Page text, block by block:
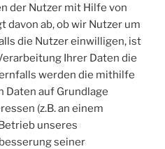
der Nutzer mit Hilfe von
davon ab, ob wir Nutzer um
die Nutzer einwilligen, ist
Ihrer Daten die
werden die mithilfe
Daten auf Grundlage
(z.B. an einem
unseres
seiner